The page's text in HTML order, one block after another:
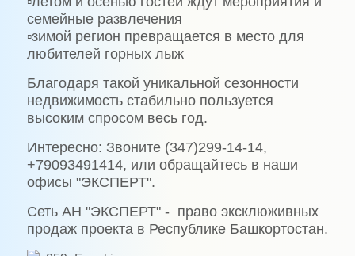
семейные развлечения
▫зимой регион превращается в место для
любителей горных лыж
Благодаря такой уникальной сезонности
недвижимость стабильно пользуется
высоким спросом весь год.
Интересно: Звоните (347)299-14-14,
+79093491414, или обращайтесь в наши
офисы "ЭКСПЕРТ".
Сеть АН "ЭКСПЕРТ" - право эксклюживных
продаж проекта в Республике Башкортостан.